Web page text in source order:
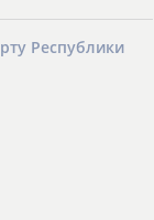
Республики